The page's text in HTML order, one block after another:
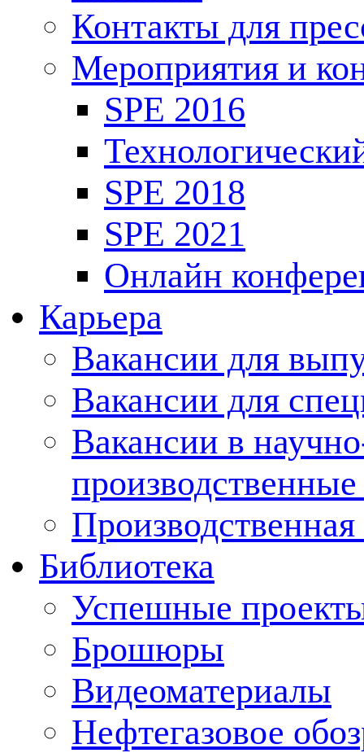
Контакты для
Мероприятия и
SPE 2016
SPE 2018
SPE 2021
Онлайн
Карьера
Вакансии для
Вакансии для
Вакансии в
Производственная
Библиотека
Успешные
Брошюры
Видеоматериалы
Нефтегазовое